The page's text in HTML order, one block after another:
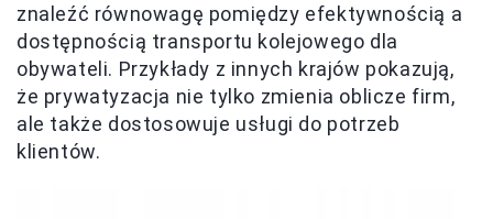
znaleźć równowagę pomiędzy efektywnością a
dostępnością transportu kolejowego dla
obywateli. Przykłady z innych krajów pokazują,
że prywatyzacja nie tylko zmienia oblicze firm,
ale także dostosowuje usługi do potrzeb
klientów.